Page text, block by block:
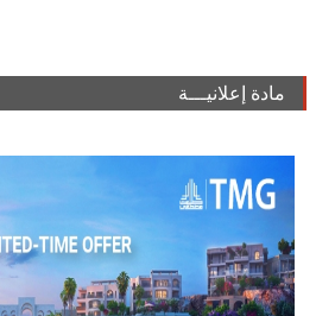
مادة إعلانيـــة